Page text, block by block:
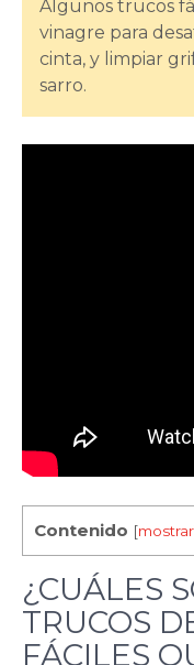
Algunos trucos
vinagre para
cinta, y limpiar
sarro.
Contenido [mostrar
¿CUÁLES
TRUCOS
FÁCILES